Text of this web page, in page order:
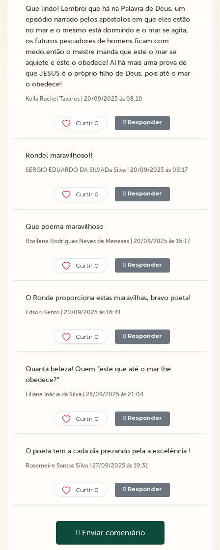
Que lindo! Lembrei que há na Palavra de Deus, um
episódio narrado pelos apóstolos em que eles estão
no mar e o mesmo está dormindo e o mar se agita,
os futuros pescadores de homens ficam com
medo,então o mestre manda que este o mar se
aquiete e este o obedece! Aí há mais uma prova de
que JESUS é o próprio filho de Deus, pois até o mar
o obedece!
Keila Rackel Tavares | 20/09/2025 ás 08:10
Curtir 0 Responder
Rondel maravilhoso!!
SERGIO EDUARDO DA SILVADa Silva | 20/09/2025 ás 08:17
Curtir 0 Responder
Que poema maravilhoso
Rosilene Rodrigues Neves de Meneses | 20/09/2025 ás 15:17
Curtir 0 Responder
O Ronde proporciona estas maravilhas, bravo poeta!
Edson Bento | 20/09/2025 ás 16:41
Curtir 0 Responder
Quanta beleza! Quem “este que até o mar lhe
obedece?”
Liliane Inácia da Silva | 26/09/2025 ás 21:04
Curtir 0 Responder
O poeta tem a cada dia prezando pela a excelência !
Rosemeire Santos Silva | 27/09/2025 ás 19:31
Curtir 0 Responder
Enviar comentário